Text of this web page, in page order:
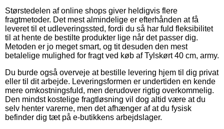
Størstedelen af online shops giver heldigvis flere
fragtmetoder. Det mest almindelige er efterhånden at få
leveret til et udleveringssted, fordi du så har fuld fleksibilitet
til at hente de bestilte produkter lige når det passer dig.
Metoden er jo meget smart, og tit desuden den mest
betalelige mulighed for fragt ved køb af Tylskørt 40 cm, army.
Du burde også overveje at bestille levering hjem til dig privat
eller til dit arbejde. Leveringsformen er undertiden en kende
mere omkostningsfuld, men derudover rigtig overkommelig.
Den mindst kostelige fragtløsning vil dog altid være at du
selv henter varerne, men det afhænger af at du fysisk
befinder dig tæt på e-butikkens arbejdslager.